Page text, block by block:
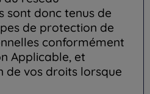
sont donc tenus de
de protection de
conformément
Applicable, et
de vos droits lorsque